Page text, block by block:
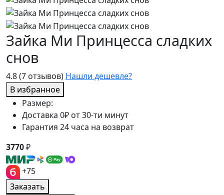
4.8(7 отзывов) Нашли дешевле?
В избранное
Зайка Ми Принцесса сладких
снов
Размер:
Доставка 0₽ от 30-ти минут
Гарантия 24 часа на возврат
3770₽
+75
Заказать